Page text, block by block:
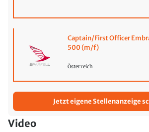
Captain/First Officer
500 (m/f)
Österreich
Jetzt eigene Stellenanzeige
Video